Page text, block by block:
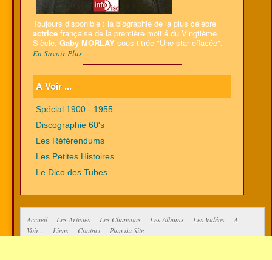
Toujours disponible : la biographie de la plus célèbre
actrice française de la première moitié du Vingtième
Siècle, Gaby MORLAY sous-titrée "Une star effacée".
En Savoir Plus
A Voir ...
Spécial 1900 - 1955
Discographie 60's
Les Référendums
Les Petites Histoires...
Le Dico des Tubes
Accueil Les Artistes Les Chansons Les Albums Les Vidéos
A
Voir...
Liens Contact Plan du Site